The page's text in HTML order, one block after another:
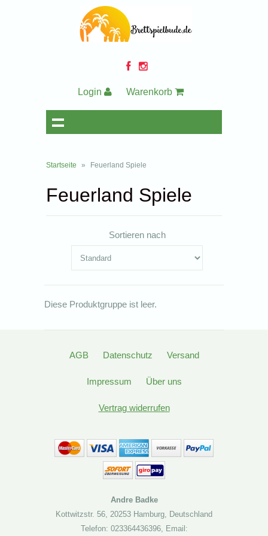
Login Warenkorb
Startseite » Feuerland Spiele
Feuerland Spiele
Sortieren nach
Diese Produktgruppe ist leer.
AGB Datenschutz Versand
Impressum Über uns
Vertrag widerrufen
Andre Badke
Kottwitzstr. 56, 20253 Hamburg, Deutschland
Telefon: 023364436396, Email: